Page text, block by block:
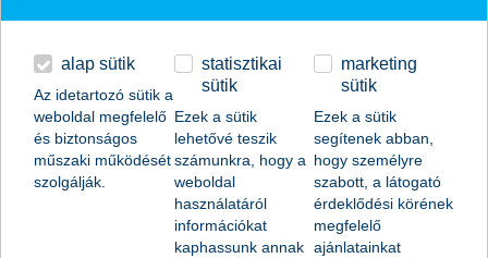
Kérjük, szíveskedjen az időpontfoglalást
2026. július 10-én 06:00 óra után ismét
megkísérelni. Megértését köszönjük.
alap sütik
Az idetartozó sütik a
weboldal megfelelő
és biztonságos
műszaki működését
szolgálják.
statisztikai
sütik
Ezek a sütik
lehetővé teszik
számunkra, hogy a
weboldal
használatáról
információkat
kaphassunk annak
marketing
sütik
Ezek a sütik
segítenek abban,
hogy személyre
szabott, a látogató
érdeklődési körének
megfelelő
ajánlatainkat